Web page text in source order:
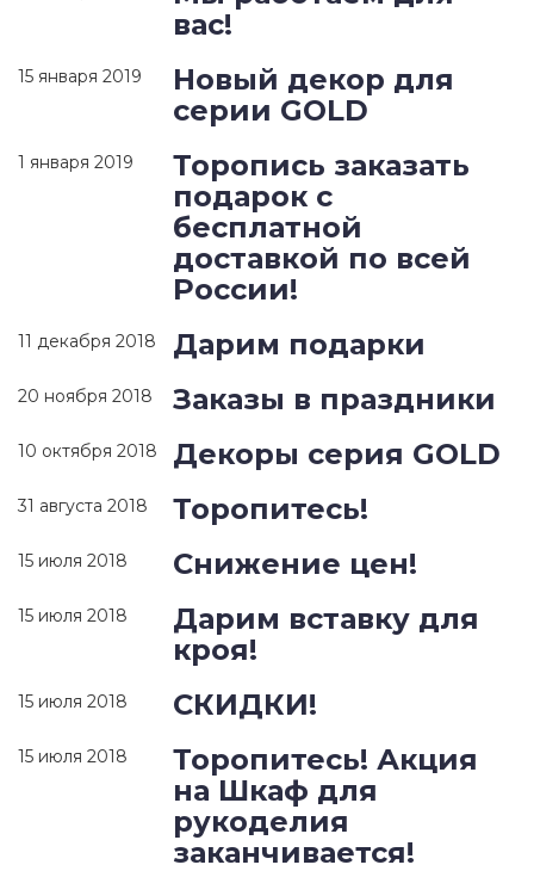
вас!
15 января 2019
Новый декор для
серии GOLD
1 января 2019
Торопись заказать
подарок с
бесплатной
доставкой по всей
России!
11 декабря 2018 Дарим подарки
20 ноября 2018 Заказы в праздники
10 октября 2018 Декоры серия GOLD
31 августа 2018 Торопитесь!
15 июля 2018 Снижение цен!
15 июля 2018
Дарим вставку для
кроя!
15 июля 2018 СКИДКИ!
15 июля 2018
Торопитесь! Акция
на Шкаф для
рукоделия
заканчивается!